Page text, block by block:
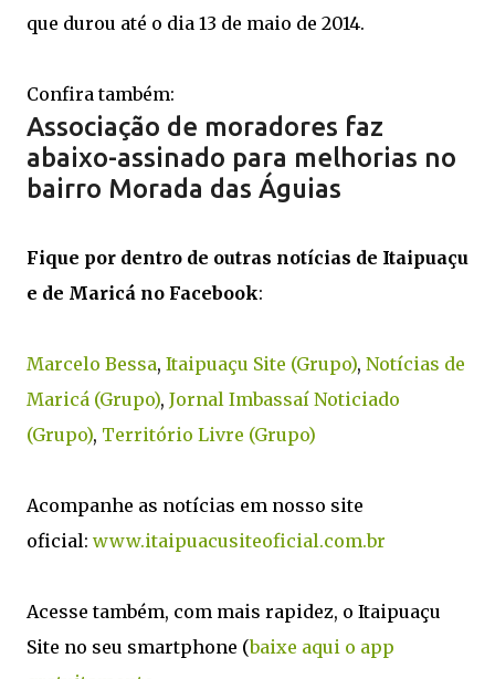
que durou até o dia 13 de maio de 2014.
Confira também:
Associação de moradores faz
abaixo-assinado para melhorias no
bairro Morada das Águias
Fique por dentro de outras notícias de Itaipuaçu
e de Maricá no Facebook:
Marcelo Bessa, Itaipuaçu Site (Grupo), Notícias de
Maricá (Grupo), Jornal Imbassaí Noticiado
(Grupo), Território Livre (Grupo)
Acompanhe as notícias em nosso site
oficial: www.itaipuacusiteoficial.com.br
Acesse também, com mais rapidez, o Itaipuaçu
Site no seu smartphone (baixe aqui o app